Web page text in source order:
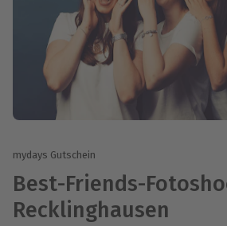
mydays Gutschein
Best-Friends-
Recklinghausen